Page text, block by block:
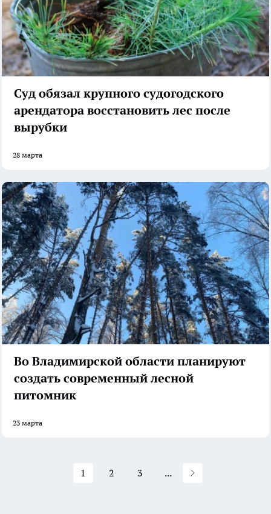
Суд обязал крупного судогодского
арендатора восстановить лес после
вырубки
28 марта
Во Владимирской области планируют
создать современный лесной
питомник
23 марта
1 2 3 ...